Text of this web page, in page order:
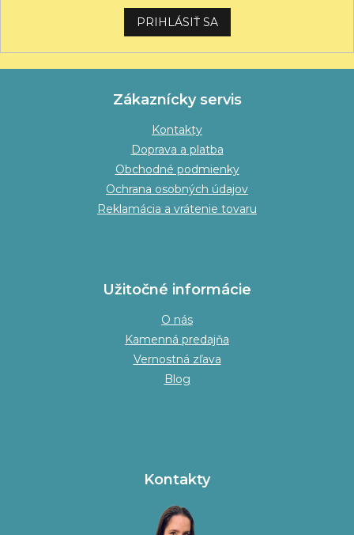
PRIHLÁSIŤ SA
Zákaznícky servis
Kontakty
Doprava a platba
Obchodné podmienky
Ochrana osobných údajov
Reklamácia a vrátenie tovaru
Užitočné informácie
O nás
Kamenná predajňa
Vernostná zľava
Blog
Kontakty